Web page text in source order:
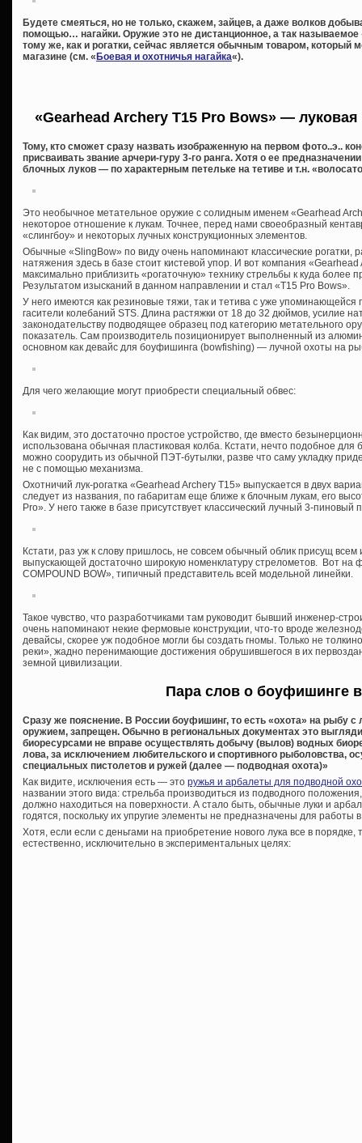
Будете смеяться, но не только, скажем, зайцев, а даже волков
помощью… нагайки. Оружие это не дистанционное, а так
тому же, как и рогатки, сейчас является обычным товаром, который
магазине (см. « Боевая и охотничья нагайка«).
«Gearhead Archery T15 Pro Bows» — луковая
Тому, кто сможет сразу назвать изображенную на первом фото..э..
присваивать звание арчери-гуру 3-го ранга. Хотя о ее
блочных луков — по характерным петельке на тетиве и т.н.
Это необычное метательное оружие с солидным именем «Gearhead
некоторое отношение к лукам. Точнее, перед нами своеобразный
«слингбоу» и некоторых лучных конструкционных элементов.
Обычные «SlingBow» по виду очень напоминают классические рогатки,
натяжения здесь в базе стоит кистевой упор. И вот компания
максимально приблизить «рогаточную» технику стрельбы к куда более
Результатом изысканий в данном направлении и стал «T15 Pro Bows».
У него имеются как резиновые тяжи, так и тетива с уже упоминающейся
гасители колебаний STS. Длина растяжки от 18 до 32 дюймов, усилие
законодательству подводящее образец под категорию метательного
показатель. Сам производитель позиционирует выполненный из
основном как девайс для боуфишинга (bowfishing) — лучной охоты на
Для чего желающие могут приобрести специальный обвес:
Как видим, это достаточно простое устройство, где вместо
использована обычная пластиковая колба. Кстати, нечто подобное
можно соорудить из обычной ПЭТ-бутылки, разве что саму укладку
не с помощью механизма.
Охотничий лук-рогатка «Gearhead Archery T15» выпускается в двух
следует из названия, по габаритам еще ближе к блочным лукам, его
Pro». У него также в базе присутствует классический лучный 3-пиновый
Кстати, раз уж к слову пришлось, не совсем обычный облик присущ
выпускающей достаточно широкую номенклатуру стрелометов. Вот на
COMPOUND BOW», типичный представитель всей модельной линейки.
Такое чувство, что разработчиками там руководит бывший инженер-
очень напоминают некие фермовые конструкции, что-то вроде
девайсы, скорее уж подобное могли бы создать гномы. Только не
реки», жадно перенимающие достижения обрушившегося в их
земной цивилизации.
Пара слов о боуфишинге
Сразу же пояснение. В России боуфишинг, то есть «охота» на рыбу
оружием, запрещен. Обычно в региональных документах это
биоресурсами не вправе осуществлять добычу (вылов) водных
лова, за исключением любительского и спортивного рыболовства,
специальных пистолетов и ружей (далее — подводная охота)»
Как видите, исключения есть — это ружья и арбалеты для подводной
названии этого вида: стрельба производиться из подводного
должно находиться на поверхности. А стало быть, обычные луки и
годятся, поскольку их упругие элементы не предназначены для работы
Хотя, если если с деньгами на приобретение нового лука все в
естественно, исключительно в экспериментальных целях: